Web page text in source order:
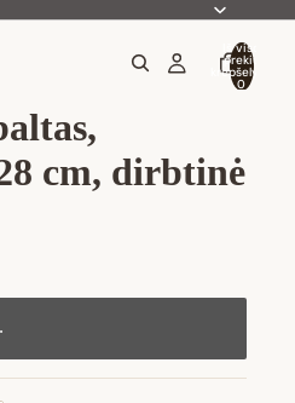
Iš viso
prekių
krepšelyje:
0
cm, dirbtinė